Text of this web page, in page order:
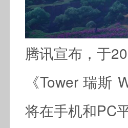
腾讯宣布，于
《Tower 瑞斯
将在手机和PC